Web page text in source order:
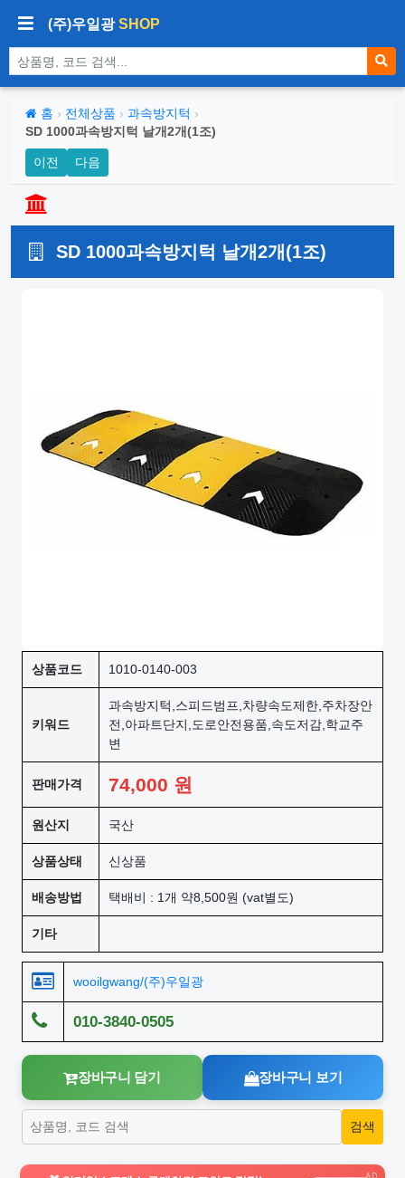
(주)우일광SHOP
상품 검색
홈 › 전체상품 › 과속방지턱 ›
SD 1000과속방지턱 날개2개(1조)
이전 다음
SD 1000과속방지턱 날개2개(1조)
상품코드 1010-0140-003
키워드
과속방지턱,스피드범프,차량속도제한,주차장안
전,아파트단지,도로안전용품,속도저감,학교주
변
판매가격 74,000 원
원산지 국산
상품상태 신상품
배송방법 택배비 : 1개 약8,500원 (vat별도)
기타
wooilgwang/(주)우일광
010-3840-0505
장바구니 담기 장바구니 보기
AD